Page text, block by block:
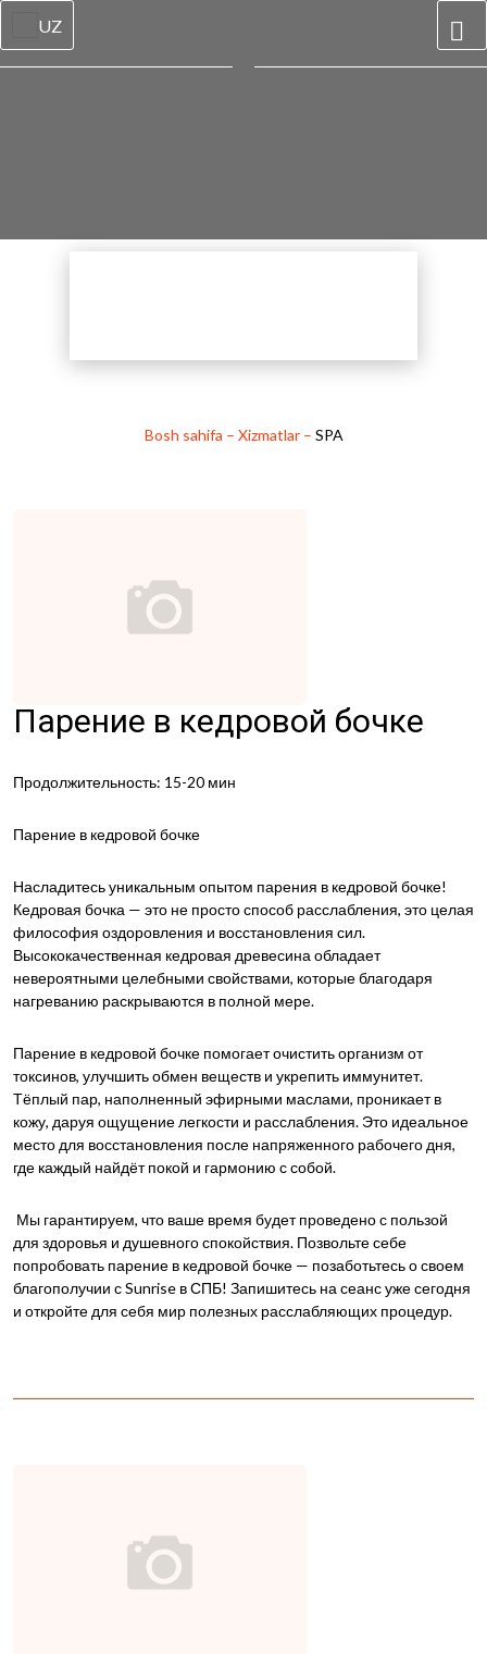
UZ
Bosh sahifa – Xizmatlar – SPA
Парение в кедровой бочке
Продолжительность: 15-20 мин
Парение в кедровой бочке
Насладитесь уникальным опытом парения в кедровой бочке!
Кедровая бочка — это не просто способ расслабления, это целая
философия оздоровления и восстановления сил.
Высококачественная кедровая древесина обладает
невероятными целебными свойствами, которые благодаря
нагреванию раскрываются в полной мере.
Парение в кедровой бочке помогает очистить организм от
токсинов, улучшить обмен веществ и укрепить иммунитет.
Тёплый пар, наполненный эфирными маслами, проникает в
кожу, даруя ощущение легкости и расслабления. Это идеальное
место для восстановления после напряженного рабочего дня,
где каждый найдёт покой и гармонию с собой.
Мы гарантируем, что ваше время будет проведено с пользой
для здоровья и душевного спокойствия. Позвольте себе
попробовать парение в кедровой бочке — позаботьтесь о своем
благополучии с Sunrise в СПБ! Запишитесь на сеанс уже сегодня
и откройте для себя мир полезных расслабляющих процедур.